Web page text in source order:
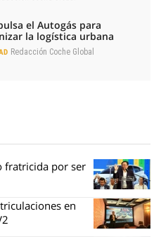
el Autogás para
la logística urbana
Redacción Coche Global
fratricida por ser
en